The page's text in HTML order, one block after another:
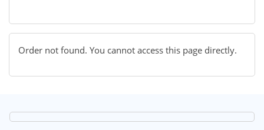
Order not found. You cannot access this page directly.